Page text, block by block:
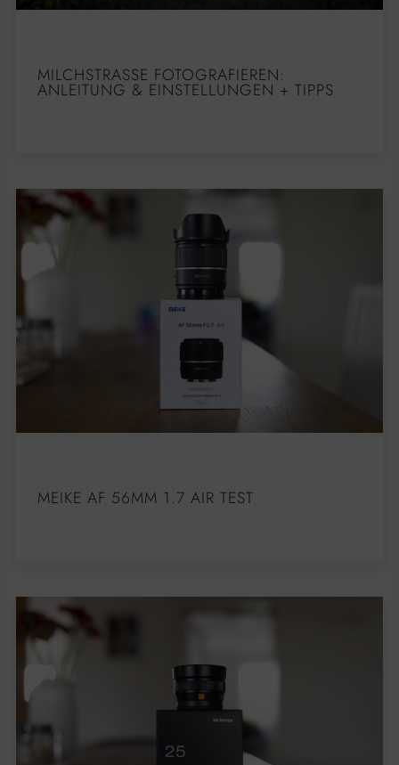
MILCHSTRASSE FOTOGRAFIEREN: A
NLEITUNG & EINSTELLUNGEN + TIPPS
MEIKE AF 56MM 1.7 AIR TEST